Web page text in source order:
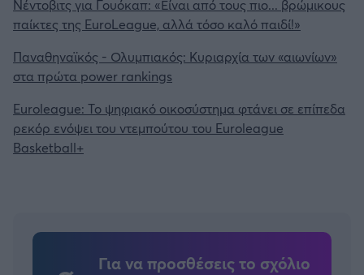
Άρσεναλ
Γιουβέντους
Μπάγερν Μονάχου
Νέντοβιτς για Γουόκαπ: «Είναι από τους πιο... βρώμικους
παίκτες της EuroLeague, αλλά τόσο καλό παιδί!»
Παναθηναϊκός - Ολυμπιακός: Κυριαρχία των «αιωνίων»
στα πρώτα power rankings
Euroleague: Το ψηφιακό οικοσύστημα φτάνει σε επίπεδα
ρεκόρ ενόψει του ντεμπούτου του Euroleague
Basketball+
Για να προσθέσεις το σχόλιο